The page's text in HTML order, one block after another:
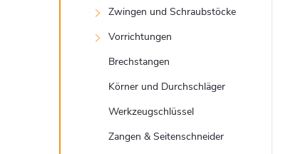
Zwingen und Schraubstöcke
Vorrichtungen
Brechstangen
Körner und Durchschläger
Werkzeugschlüssel
Zangen & Seitenschneider